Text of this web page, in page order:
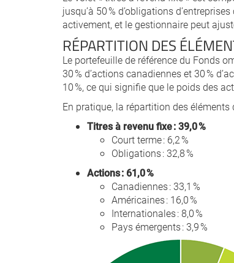
jusqu’à 50 % d’obligations
activement, et le gestionnaire peut
RÉPARTITION DES
Le portefeuille de référence du Fonds
30 % d’actions canadiennes et 30 %
10 %, ce qui signifie que le poids des
En pratique, la répartition des
Titres à revenu fixe : 39,0 %
Court terme : 6,2 %
Obligations : 32,8 %
Actions : 61,0 %
Canadiennes : 33,1 %
Américaines : 16,0 %
Internationales : 8,0 %
Pays émergents : 3,9 %